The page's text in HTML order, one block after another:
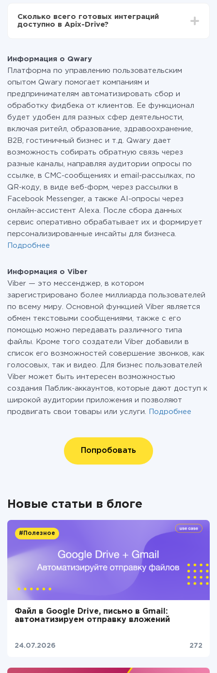
функционал. Вы оплачиваете только количество
данных, которые по факту передаются из одной
перейти на платный, при необходимости. Подробнее
о тарифах.
Сколько всего готовых интеграций
доступно в Apix-Drive?
Информация о Qwary
Платформа по управлению пользовательским
опытом Qwary помогает компаниям и
предпринимателям автоматизировать сбор и
обработку фидбека от клиентов. Ее функционал
будет удобен для разных сфер деятельности,
включая ритейл, образование, здравоохранение,
B2B, гостиничный бизнес и т.д. Qwary дает
возможность собирать обратную связь через
разные каналы, направляя аудитории опросы по
ссылке, в СМС-сообщениях и email-рассылках, по
QR-коду, в виде веб-форм, через рассылки в
Facebook Messenger, а также AI-опросы через
онлайн-ассистент Alexa. После сбора данных
сервис оперативно обрабатывает их и формирует
персонализированные инсайты для бизнеса.
Подробнее
Информация о Viber
Viber — это мессенджер, в котором
зарегистрировано более миллиарда пользователей
по всему миру. Основной функцией Viber является
обмен текстовыми сообщениями, также с его
помощью можно передавать различного типа
файлы. Кроме того создатели Viber добавили в
список его возможностей совершение звонков, как
голосовых, так и видео. Для бизнес пользователей
Viber может быть интересен возможностью
создания Паблик-аккаунтов, которые дают доступ к
широкой аудитории приложения и позволяют
продвигать свои товары или услуги.
Подробнее
Попробовать
Новые статьи в блоге
#Полезное
Файл в Google Drive, письмо в Gmail:
автоматизируем отправку вложений
24.07.2026 272